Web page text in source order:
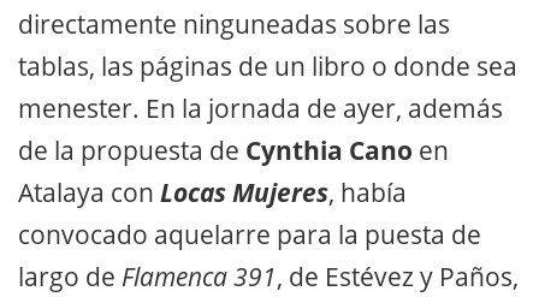
directamente ninguneadas sobre las
tablas, las páginas de un libro o donde sea
menester. En la jornada de ayer, además
de la propuesta de Cynthia Cano en
Atalaya con Locas Mujeres, había
convocado aquelarre para la puesta de
largo de Flamenca 391, de Estévez y Paños,